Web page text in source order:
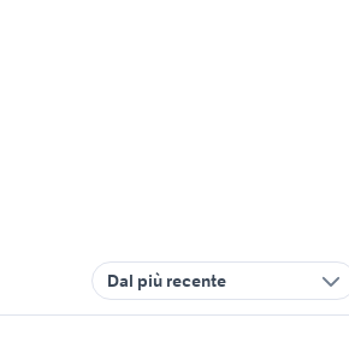
Dal più recente